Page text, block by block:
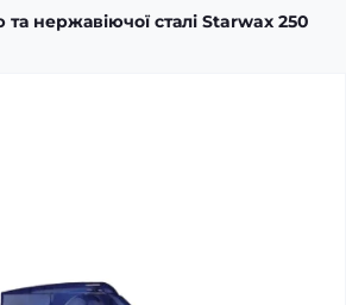
та нержавіючої сталі Starwax 250